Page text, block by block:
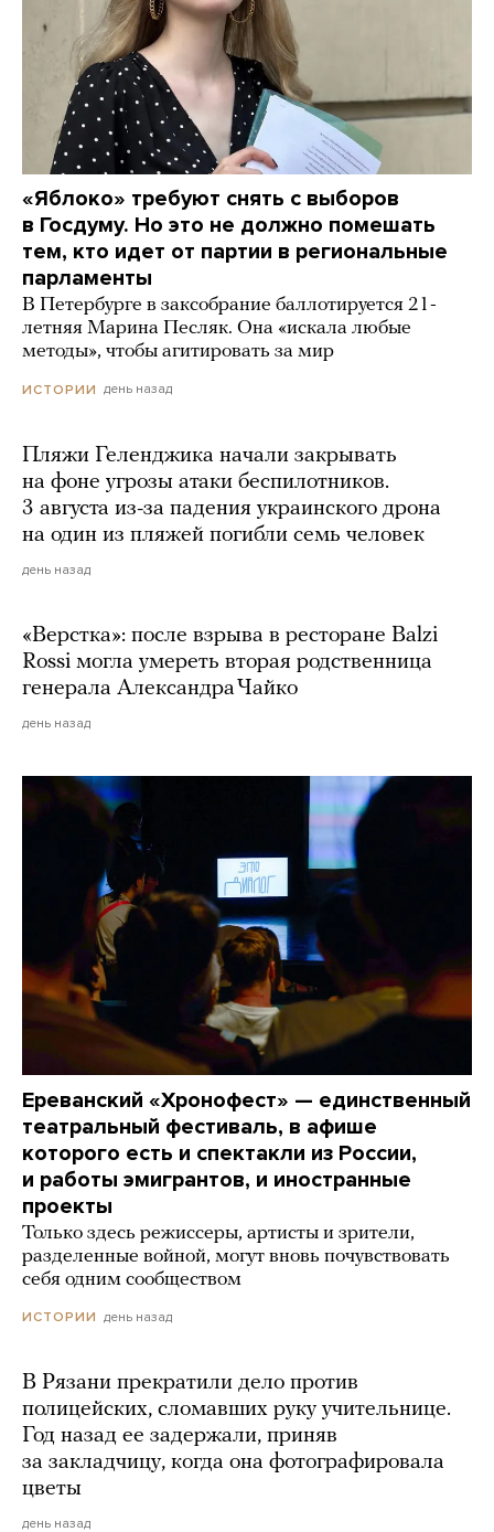
«Яблоко» требуют снять с выборов
в Госдуму. Но это не должно помешать
тем, кто идет от партии в региональные
парламенты
В Петербурге в заксобрание баллотируется 21-
летняя Марина Песляк. Она «искала любые
методы», чтобы агитировать за мир
ИСТОРИИ день назад
Пляжи Геленджика начали закрывать
на фоне угрозы атаки беспилотников.
3 августа из-за падения украинского дрона
на один из пляжей погибли семь человек
день назад
«Верстка»: после взрыва в ресторане Balzi
Rossi могла умереть вторая родственница
генерала Александра Чайко
день назад
Ереванский «Хронофест» — единственный
театральный фестиваль, в афише
которого есть и спектакли из России,
и работы эмигрантов, и иностранные
проекты
Только здесь режиссеры, артисты и зрители,
разделенные войной, могут вновь почувствовать
себя одним сообществом
ИСТОРИИ день назад
В Рязани прекратили дело против
полицейских, сломавших руку учительнице.
Год назад ее задержали, приняв
за закладчицу, когда она фотографировала
цветы
день назад